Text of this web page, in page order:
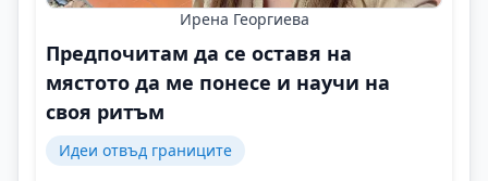
Ирена Георгиева
Предпочитам да се оставя на
мястото да ме понесе и научи на
своя ритъм
Идеи отвъд границите